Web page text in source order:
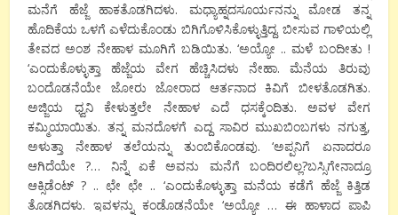
ಮನೆಗೆ ಹೆಜ್ಜೆ ಹಾಕತೊಡಗಿದಳು. ಮಧ್ಯಾಹ್ನದಸೂರ್ಯನನ್ನು ಮೋಡ ತನ್ನ
ಹೊದಿಕೆಯ ಒಳಗೆ ಎಳೆದುಕೊಂಡು ಬಿಗಿಗೊಳಿಸಿಕೊಳ್ಳುತ್ತಿದ್ದ. ಬೀಸುವ ಗಾಳಿಯಲ್ಲಿ
ತೇವದ ಅಂಶ ನೇಹಾಳ ಮೂಗಿಗೆ ಬಡಿಯಿತು. ‘ಅಯ್ಯೋ .. ಮಳೆ ಬಂದೀತು !
‘ಎಂದುಕೊಳ್ಳುತ್ತಾ ಹೆಜ್ಜೆಯ ವೇಗ ಹೆಚ್ಚಿಸಿದಳು ನೇಹಾ. ಮೆನೆಯ ತಿರುವು
ಬಂದೊಡನೆಯೇ ಜೋರು ಜೋರಾದ ಆರ್ತನಾದ ಕಿವಿಗೆ ಬೀಳತೊಡಗಿತು.
ಅಜ್ಜಿಯ ಧ್ವನಿ ಕೇಳುತ್ತಲೇ ನೇಹಾಳ ಎದೆ ಧಸಕ್ಕೆಂದಿತು. ಅವಳ ವೇಗ
ಕಮ್ಮಿಯಾಯಿತು. ತನ್ನ ಮನದೊಳಗೆ ಎದ್ದ ಸಾವಿರ ಮುಖಬಿಂಬಗಳು ನಗುತ್ತ,
ಅಳುತ್ತಾ ನೇಹಾಳ ತಲೆಯನ್ನು ತುಂಬಿಕೊಂಡವು. ‘ಅಪ್ಪನಿಗೆ ಏನಾದರೂ
ಆಗಿದೆಯೇ ?… ನಿನ್ನೆ ಏಕೆ ಅವನು ಮನೆಗೆ ಬಂದಿರಲಿಲ್ಲ?ಬಸ್ಸಿಗೇನಾದ್ರೂ
ಆಕ್ಸಿಡೆಂಟ್ ? .. ಛೇ ಛೇ .. ‘ಎಂದುಕೊಳ್ಳುತ್ತಾ ಮನೆಯ ಕಡೆಗೆ ಹೆಜ್ಜೆ ಕಿತ್ತಿಡ
ತೊಡಗಿದಳು. ಇವಳನ್ನು ಕಂಡೊಡನೆಯೇ ‘ಅಯ್ಯೋ … ಈ ಹಾಳಾದ ಪಾಪಿ